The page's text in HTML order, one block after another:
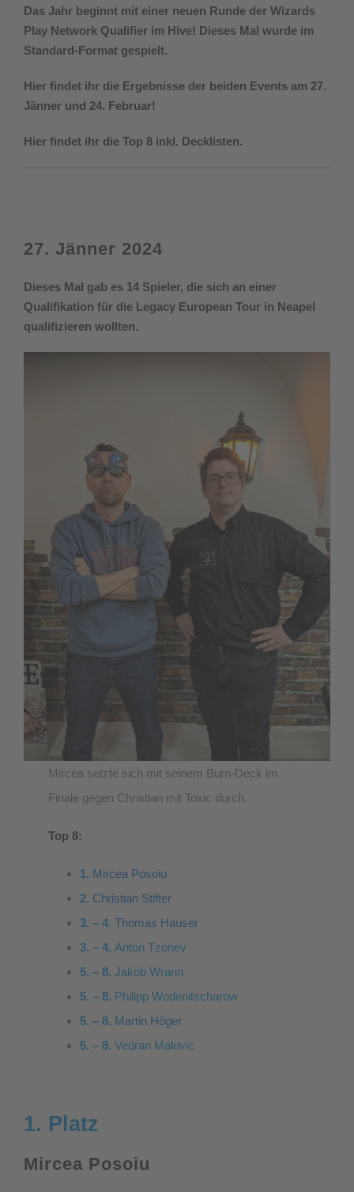
Das Jahr beginnt mit einer neuen Runde der Wizards
Play Network Qualifier im Hive! Dieses Mal wurde im
Standard-Format gespielt.
Hier findet ihr die Ergebnisse der beiden Events am 27.
Jänner und 24. Februar!
Hier findet ihr die Top 8 inkl. Decklisten.
27. Jänner 2024
Dieses Mal gab es 14 Spieler, die sich an einer
Qualifikation für die Legacy European Tour in Neapel
qualifizieren wollten.
Mircea setzte sich mit seinem Burn-Deck im
Finale gegen Christian mit Toxic durch.
Top 8:
1. Mircea Posoiu
2. Christian Stifter
3. – 4.Thomas Hauser
3. – 4.Anton Tzonev
5. – 8.Jakob Wrann
5. – 8. Philipp Wodenitscharow
5. – 8. Martin Höger
5. – 8.Vedran Makivic
1. Platz
Mircea Posoiu